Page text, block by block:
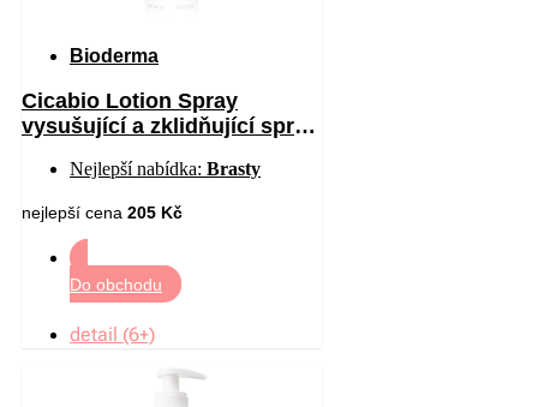
Bioderma
Cicabio Lotion Spray
vysušující a zklidňující sprej
Nejlepší nabídka: Brasty
nejlepší cena 205 Kč
Do obchodu
detail (6+)